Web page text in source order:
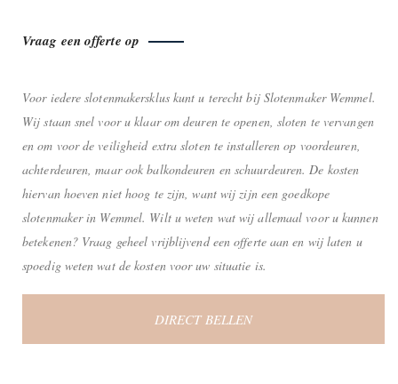
Vraag een offerte op
Voor iedere slotenmakersklus kunt u terecht bij Slotenmaker Wemmel.
Wij staan snel voor u klaar om deuren te openen, sloten te vervangen
en om voor de veiligheid extra sloten te installeren op voordeuren,
achterdeuren, maar ook balkondeuren en schuurdeuren. De kosten
hiervan hoeven niet hoog te zijn, want wij zijn een goedkope
slotenmaker in Wemmel. Wilt u weten wat wij allemaal voor u kunnen
betekenen? Vraag geheel vrijblijvend een offerte aan en wij laten u
spoedig weten wat de kosten voor uw situatie is.
DIRECT BELLEN